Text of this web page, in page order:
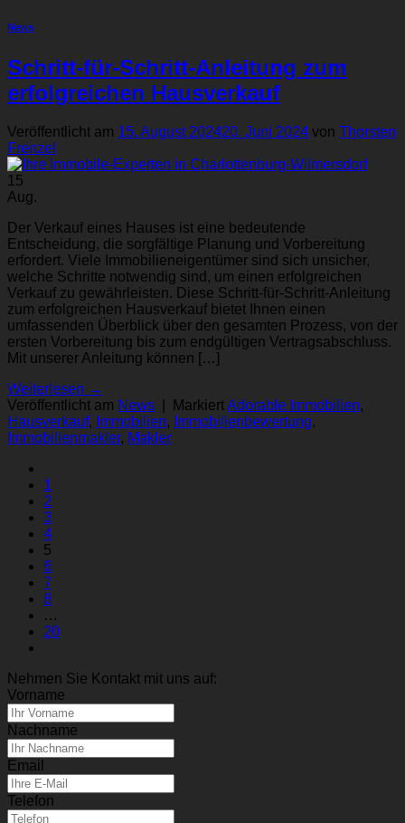
News
Schritt-für-Schritt-Anleitung zum
erfolgreichen Hausverkauf
Veröffentlicht am 15. August 202420. Juni 2024 von Thorsten
Frenzel
15
Aug.
Der Verkauf eines Hauses ist eine bedeutende
Entscheidung, die sorgfältige Planung und Vorbereitung
erfordert. Viele Immobilieneigentümer sind sich unsicher,
welche Schritte notwendig sind, um einen erfolgreichen
Verkauf zu gewährleisten. Diese Schritt-für-Schritt-Anleitung
zum erfolgreichen Hausverkauf bietet Ihnen einen
umfassenden Überblick über den gesamten Prozess, von der
ersten Vorbereitung bis zum endgültigen Vertragsabschluss.
Mit unserer Anleitung können […]
Weiterlesen →
Veröffentlicht am News MarkiertAdorable Immobilien,
Hausverkauf, Immobilien, Immobilienbewertung,
Immobilienmakler, Makler
1
2
3
4
5
6
7
8
…
20
Nehmen Sie Kontakt mit uns auf:
Vorname
Nachname
Email
Telefon